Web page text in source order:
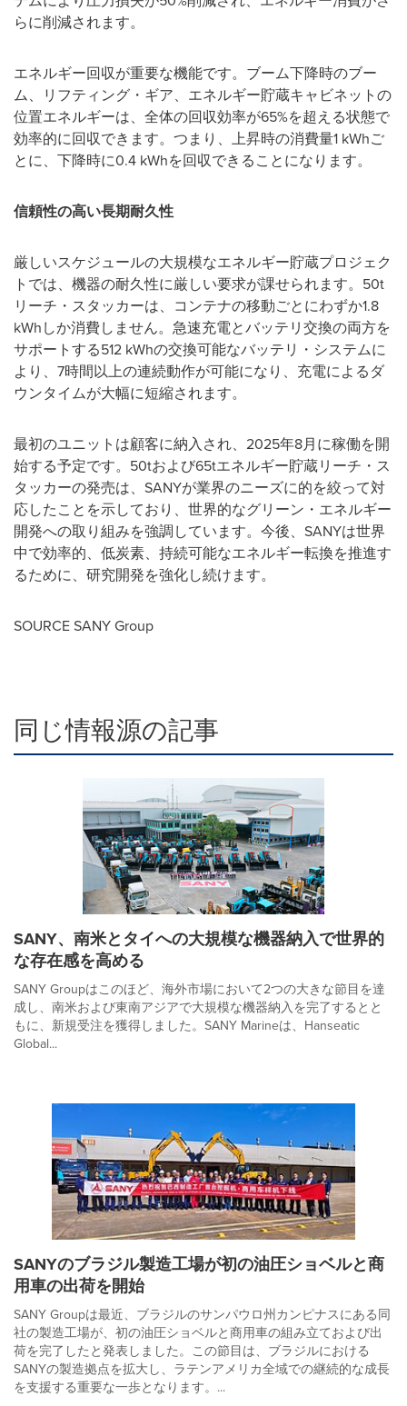
らに削減されます。
エネルギー回収が重要な機能です。ブーム下降時のブー
ム、リフティング・ギア、エネルギー貯蔵キャビネットの
位置エネルギーは、全体の回収効率が65%を超える状態で
効率的に回収できます。つまり、上昇時の消費量1 kWhご
とに、下降時に0.4 kWhを回収できることになります。
信頼性の高い長期耐久性
厳しいスケジュールの大規模なエネルギー貯蔵プロジェク
トでは、機器の耐久性に厳しい要求が課せられます。 50t
リーチ・スタッカーは、コンテナの移動ごとにわずか1.8
kWhしか消費しません。急速充電とバッテリ交換の両方を
サポートする512 kWhの交換可能なバッテリ・システムに
より、 7時間以上の連続動作が可能になり、充電によるダ
ウンタイムが大幅に短縮されます。
最初のユニットは顧客に納入され、 2025年8月に稼働を開
始する予定です。 50tおよび65tエネルギー貯蔵リーチ・ス
タッカーの発売は、 SANYが業界のニーズに的を絞って対
応したことを示しており、世界的なグリーン・エネルギー
開発への取り組みを強調しています。今後、 SANYは世界
中で効率的、低炭素、持続可能なエネルギー転換を推進す
るために、研究開発を強化し続けます。
SOURCE SANY Group
同じ情報源の記事
SANY、南米とタイへの大規模な機器納入で世界的
な存在感を高める
SANY Groupはこのほど、海外市場において2つの大きな節目を達
成し、南米および東南アジアで大規模な機器納入を完了するとと
もに、新規受注を獲得しました。SANY Marineは、Hanseatic
Global...
SANYのブラジル製造工場が初の油圧ショベルと商
用車の出荷を開始
SANY Groupは最近、ブラジルのサンパウロ州カンピナスにある同
社の製造工場が、初の油圧ショベルと商用車の組み立ておよび出
荷を完了したと発表しました。この節目は、ブラジルにおける
SANYの製造拠点を拡大し、ラテンアメリカ全域での継続的な成長
を支援する重要な一歩となります。...